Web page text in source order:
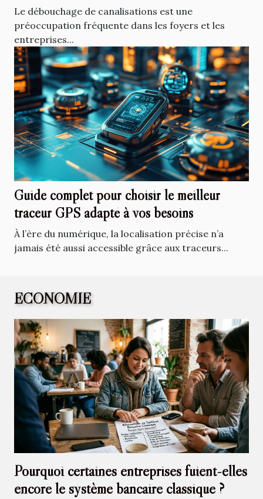
Le débouchage de canalisations est une
préoccupation fréquente dans les foyers et les
entreprises...
Guide complet pour choisir le meilleur
traceur GPS adapté à vos besoins
À l’ère du numérique, la localisation précise n’a
jamais été aussi accessible grâce aux traceurs...
ECONOMIE
Pourquoi certaines entreprises fuient-elles
encore le système bancaire classique ?